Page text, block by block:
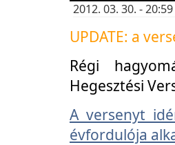
2012. 03. 30. -
UPDATE: a
Régi
Hegesztési
A versenyt
évfordulója